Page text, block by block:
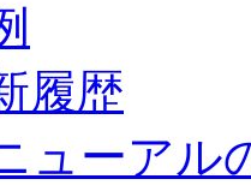
履歴
ューアル